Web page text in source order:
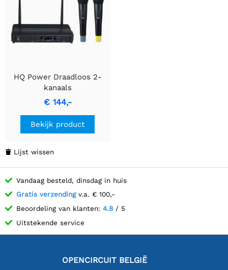
HQ Power Draadloos 2-
kanaals
microfoonsysteem
MICW81
€ 144,-
Bekijk product
 Lijst wissen
Vandaag besteld, dinsdag in huis
Gratis verzendingv.a. € 100,-
Beoordeling van klanten: 4.8 / 5
Uitstekende service
OPENCIRCUIT BELGIË